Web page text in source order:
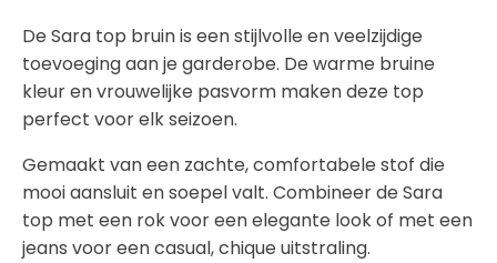
De Sara top bruinis een stijlvolle en veelzijdige
toevoeging aan je garderobe. De warme bruine
kleur en vrouwelijke pasvorm maken deze top
perfect voor elk seizoen.
Gemaakt van een zachte, comfortabele stof die
mooi aansluit en soepel valt. Combineer de Sara
top met een rok voor een elegante look of met een
jeans voor een casual, chique uitstraling.